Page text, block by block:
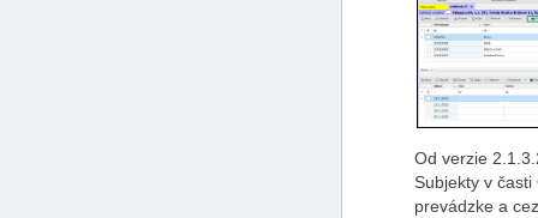
Od verzie
Subjekty v
prevádzke a